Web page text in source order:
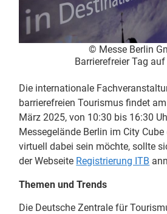
© Messe Berlin
Barrierefreier Tag auf
Die internationale
barrierefreien Tourismus findet
März 2025, von 10:30 bis 16:30
Messegelände Berlin im City
virtuell dabei sein möchte, sollte
der Webseite Registrierung ITB
Themen und Trends
Die Deutsche Zentrale für